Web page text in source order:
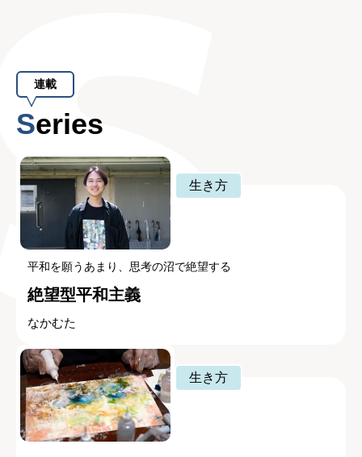
連載
Series
生き方
平和を願うあまり、思考の沼で絶望する
絶望型平和主義
なかむた
生き方